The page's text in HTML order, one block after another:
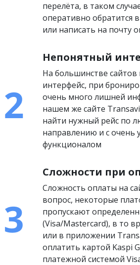
перелёта, в таком
оперативно обратится
или написать на почту
Непонятный
На большинстве
интерфейс, при
очень много лишней
нашем же сайте
найти нужный рейс по
направлению и с очень
функционалом
Сложности при
Сложность оплаты на
вопрос, некоторые
пропускают
(Visa/Mastercard), в то
или в приложении
оплатить картой Kaspi
платежной системой